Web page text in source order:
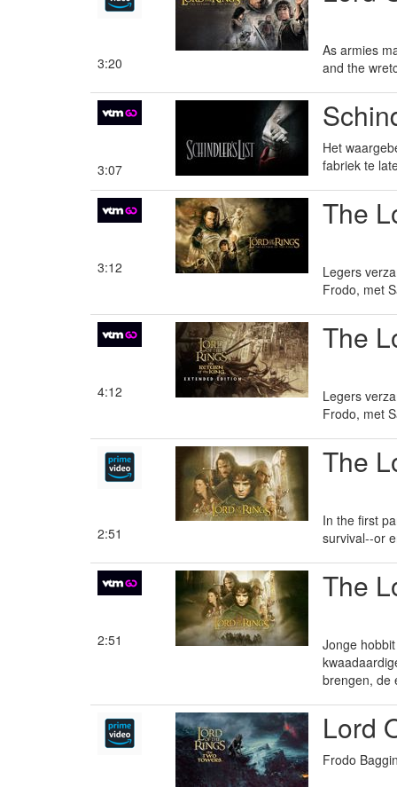
3:20
As armies
and the
3:07
Het
fabriek te
3:12
The
Legers
Frodo, met
4:12
The
Legers
Frodo, met
2:51
The
In the first
survival--or
2:51
The
Jonge
brengen, de
Lord
Frodo